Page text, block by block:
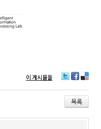
이 게시물을
wi
er
ce
bo
ok
eli
ci
ou
s
목록